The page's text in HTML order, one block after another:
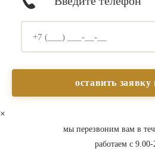
×
мы перезвоним вам в
работаем с